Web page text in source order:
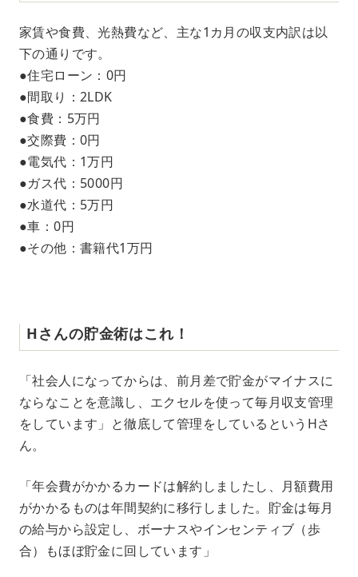
家賃や食費、光熱費など、主な1カ月の収支内訳は以
下の通りです。
●住宅ローン：0円
●間取り：2LDK
●食費：5万円
●交際費：0円
●電気代：1万円
●ガス代：5000円
●水道代：5万円
●車：0円
●その他：書籍代1万円
Hさんの貯金術はこれ！
「社会人になってからは、前月差で貯金がマイナスに
ならなことを意識し、エクセルを使って毎月収支管理
をしています」と徹底して管理をしているというHさ
ん。
「年会費がかかるカードは解約しましたし、月額費用
がかかるものは年間契約に移行しました。貯金は毎月
の給与から設定し、ボーナスやインセンティブ（歩
合）もほぼ貯金に回しています」